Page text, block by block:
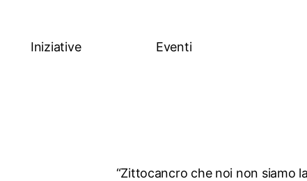
Iniziative Eventi
“Zittocancro che noi non siamo